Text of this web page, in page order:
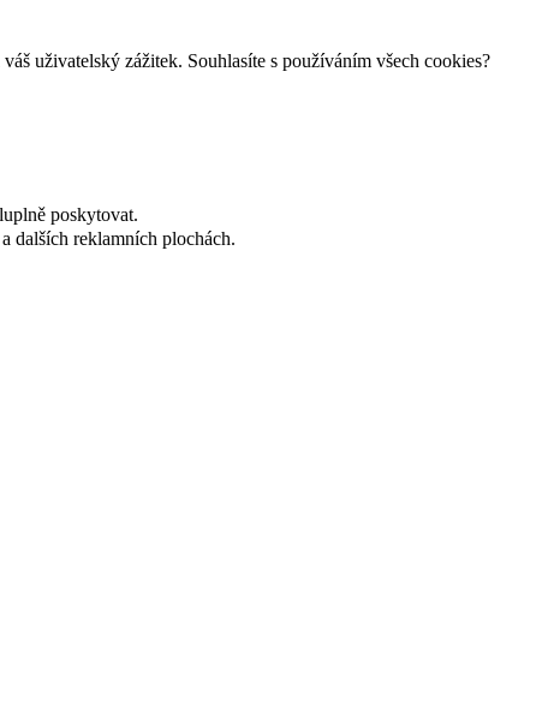
uživatelský zážitek. Souhlasíte s používáním všech cookies?
poskytovat.
dalších reklamních plochách.